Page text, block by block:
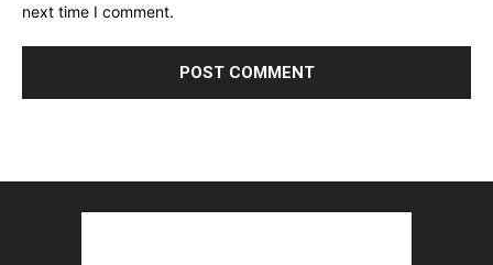
next time I comment.